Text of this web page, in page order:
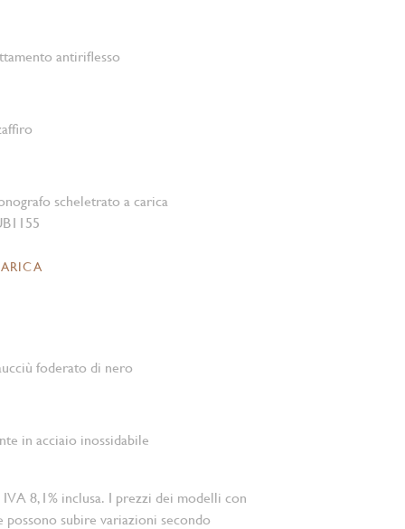
antiriflesso
scheletrato a carica
foderato di nero
in acciaio inossidabile
8,1% inclusa. I prezzi dei modelli con
possono subire variazioni secondo